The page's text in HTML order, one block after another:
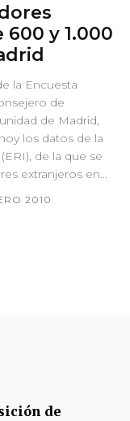
y 1.000
la Encuesta
de
de Madrid,
los datos de la
de la que se
extranjeros en...
2010
de